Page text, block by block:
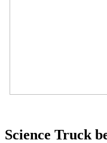
Science Truck